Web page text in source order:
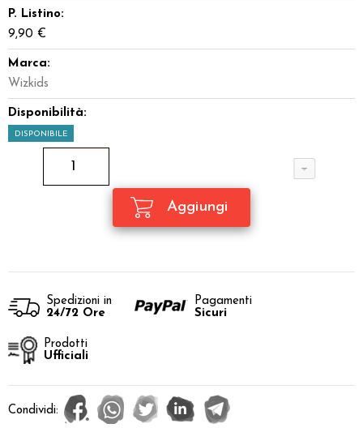
P. Listino:
9,90 €
Marca:
Wizkids
Disponibilità:
DISPONIBILE
Spedizioni in
24/72 Ore
Pagamenti
Sicuri
Prodotti
Ufficiali
Condividi: